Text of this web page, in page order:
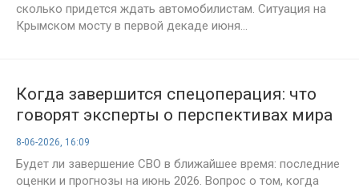
сколько придется ждать автомобилистам. Ситуация на
Крымском мосту в первой декаде июня...
Когда завершится спецоперация: что
говорят эксперты о перспективах мира
в 2026 году
8-06-2026, 16:09
Будет ли завершение СВО в ближайшее время: последние
оценки и прогнозы на июнь 2026. Вопрос о том, когда